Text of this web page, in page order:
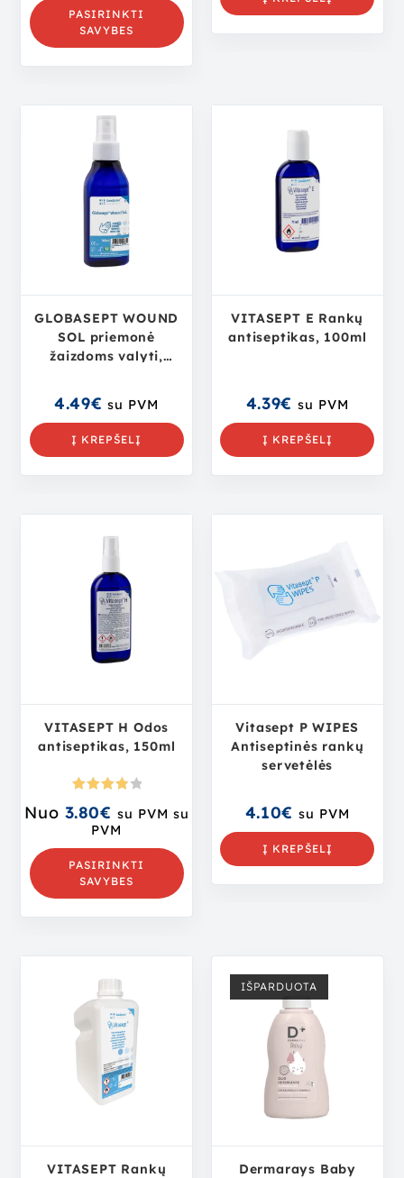
PASIRINKTI
SAVYBES
GLOBASEPT WOUND
SOL priemonė
žaizdoms valyti,
4.49€ su PVM
Į KREPŠELĮ
VITASEPT E Rankų
antiseptikas, 100ml
4.39€ su PVM
Į KREPŠELĮ
VITASEPT H Odos
antiseptikas, 150ml
mas:
Nuo 3.80€ su PVM su
PVM
PASIRINKTI
SAVYBES
Vitasept P WIPES
Antiseptinės rankų
servetėlės
4.10€ su PVM
Į KREPŠELĮ
VITASEPT Rankų
IŠPARDUOTA
Dermarays Baby